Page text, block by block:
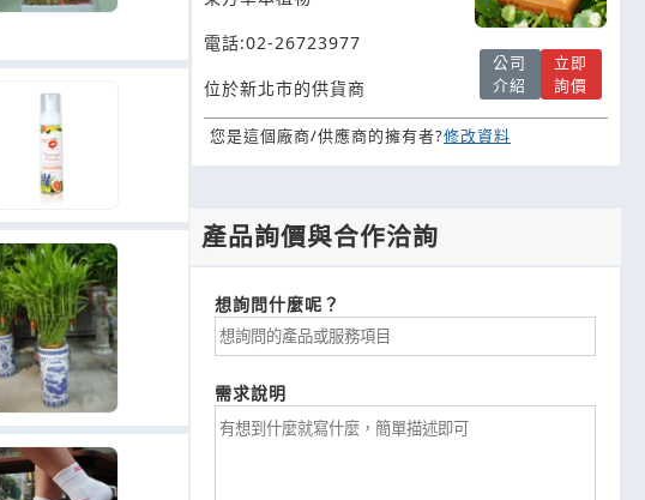
電話:02-26723977
位於新北市的供貨商
公司
介紹
立即
詢價
您是這個廠商/供應商的擁有者?修改資料
產品詢價與合作洽詢
想詢問什麼呢？
需求說明